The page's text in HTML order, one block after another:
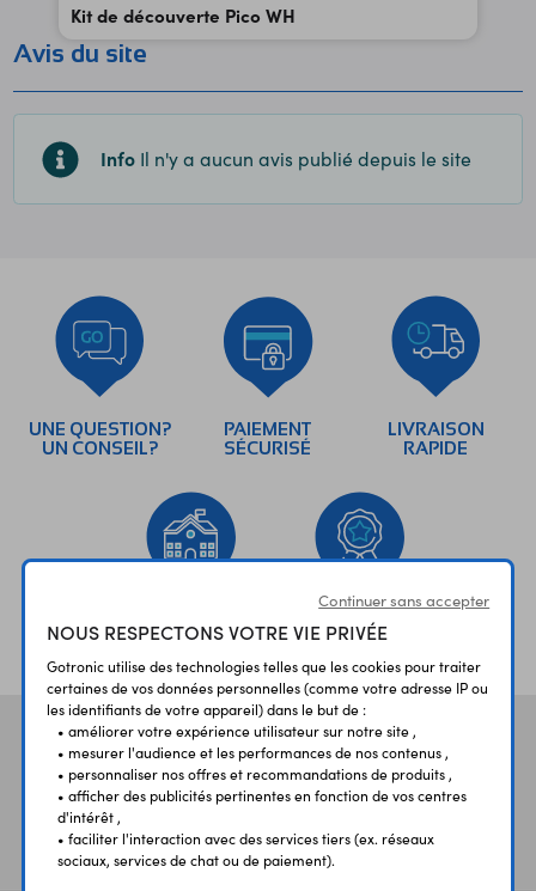
Kit de découverte Pico WH
Avis du site
Info Il n'y a aucun avis publié depuis le site
UNE QUESTION?
UN CONSEIL?
PAIEMENT
SÉCURISÉ
LIVRAISON
RAPIDE
ÉTABLISSEMENTS
SCOLAIRES
PLUS 30 ANS
D’EXPERIENCE
Vos aviset témoignages
Continuer sans accepter
NOUS RESPECTONS VOTRE VIE PRIVÉE
Gotronic utilise des technologies telles que les cookies pour traiter
certaines de vos données personnelles (comme votre adresse IP ou
les identifiants de votre appareil) dans le but de :
• améliorer votre expérience utilisateur sur notre site ,
• mesurer l'audience et les performances de nos contenus ,
• personnaliser nos offres et recommandations de produits ,
• afficher des publicités pertinentes en fonction de vos centres
d'intérêt ,
• faciliter l'interaction avec des services tiers (ex. réseaux
sociaux, services de chat ou de paiement).